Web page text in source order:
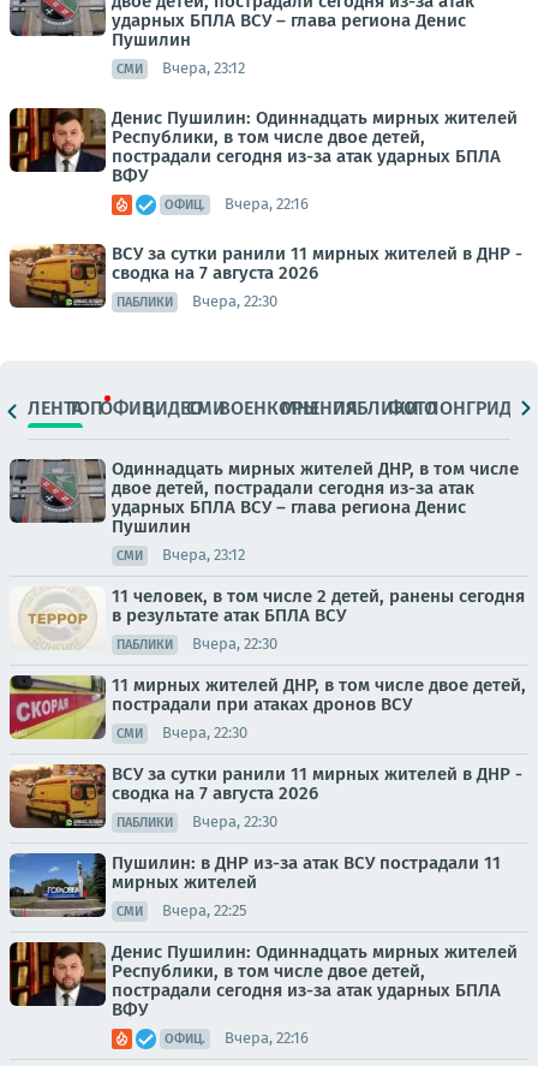
ударных БПЛА ВСУ – глава региона Денис
Пушилин
СМИ Вчера, 23:12
Денис Пушилин: Одиннадцать мирных жителей
Республики, в том числе двое детей,
пострадали сегодня из-за атак ударных БПЛА
ВФУ
ОФИЦ. Вчера, 22:16
ВСУ за сутки ранили 11 мирных жителей в ДНР -
сводка на 7 августа 2026
ПАБЛИКИ Вчера, 22:30
ЛЕНТАТОПОФИЦ.ВИДЕОСМИВОЕНКОРЫМНЕНИЯПАБЛИКИ
ФОТОЛОНГРИДЫ
Одиннадцать мирных жителей ДНР, в том числе
двое детей, пострадали сегодня из-за атак
ударных БПЛА ВСУ – глава региона Денис
Пушилин
СМИ Вчера, 23:12
11 человек, в том числе 2 детей, ранены сегодня
в результате атак БПЛА ВСУ
ПАБЛИКИ Вчера, 22:30
11 мирных жителей ДНР, в том числе двое детей,
пострадали при атаках дронов ВСУ
СМИ Вчера, 22:30
ВСУ за сутки ранили 11 мирных жителей в ДНР -
сводка на 7 августа 2026
ПАБЛИКИ Вчера, 22:30
Пушилин: в ДНР из-за атак ВСУ пострадали 11
мирных жителей
СМИ Вчера, 22:25
Денис Пушилин: Одиннадцать мирных жителей
Республики, в том числе двое детей,
пострадали сегодня из-за атак ударных БПЛА
ВФУ
ОФИЦ. Вчера, 22:16